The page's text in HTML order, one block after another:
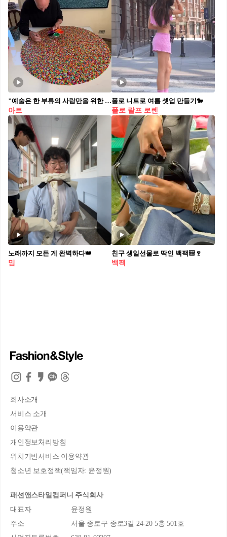
"예술은 한 부류의 사람만을 위한 것이어서는 안 된다."
아트
폴로 니트로 여름 셋업 만들기🐎
폴로 랄프 로렌
노래까지 모든 게 완벽하다👑
밈
친구 생일선물로 딱인 백팩🎒🍷
백팩
회사소개
서비스 소개
이용약관
개인정보처리방침
위치기반서비스 이용약관
청소년 보호정책(책임자: 윤정원)
패션앤스타일컴퍼니 주식회사
대표자
윤정원
주소
서울 종로구 종로3길 24-20 5층 501호